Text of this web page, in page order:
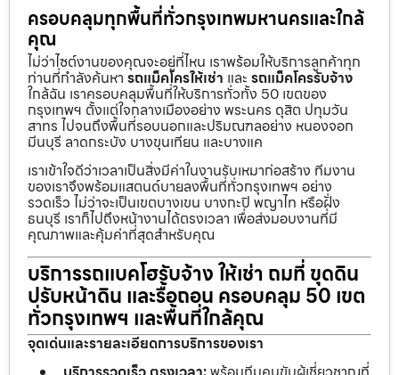
ครอบคลุมทุกพื้นที่ทั่วกรุงเทพมหานครและใกล้
คุณ
ไม่ว่าไซต์งานของคุณจะอยู่ที่ไหน เราพร้อมให้บริการลูกค้าทุก
ท่านที่กำลังค้นหา รถแม็คโครให้เช่า และ รถแม็คโครรับจ้าง
ใกล้ฉัน เราครอบคลุมพื้นที่ให้บริการทั่วทั้ง 50 เขตของ
กรุงเทพฯ ตั้งแต่ใจกลางเมืองอย่าง พระนคร ดุสิต ปทุมวัน
สาทร ไปจนถึงพื้นที่รอบนอกและปริมณฑลอย่าง หนองจอก
มีนบุรี ลาดกระบัง บางขุนเทียน และบางแค
เราเข้าใจดีว่าเวลาเป็นสิ่งมีค่าในงานรับเหมาก่อสร้าง ทีมงาน
ของเราจึงพร้อมแสตนด์บายลงพื้นที่ทั่วกรุงเทพฯ อย่าง
รวดเร็ว ไม่ว่าจะเป็นเขตบางเขน บางกะปิ พญาไท หรือฝั่ง
ธนบุรี เราก็ไปถึงหน้างานได้ตรงเวลา เพื่อส่งมอบงานที่มี
คุณภาพและคุ้มค่าที่สุดสำหรับคุณ
บริการรถแบคโฮรับจ้าง ให้เช่า ถมที่ ขุดดิน
ปรับหน้าดิน และรื้อถอน ครอบคลุม 50 เขต
ทั่วกรุงเทพฯ และพื้นที่ใกล้คุณ
จุดเด่นและรายละเอียดการบริการของเรา